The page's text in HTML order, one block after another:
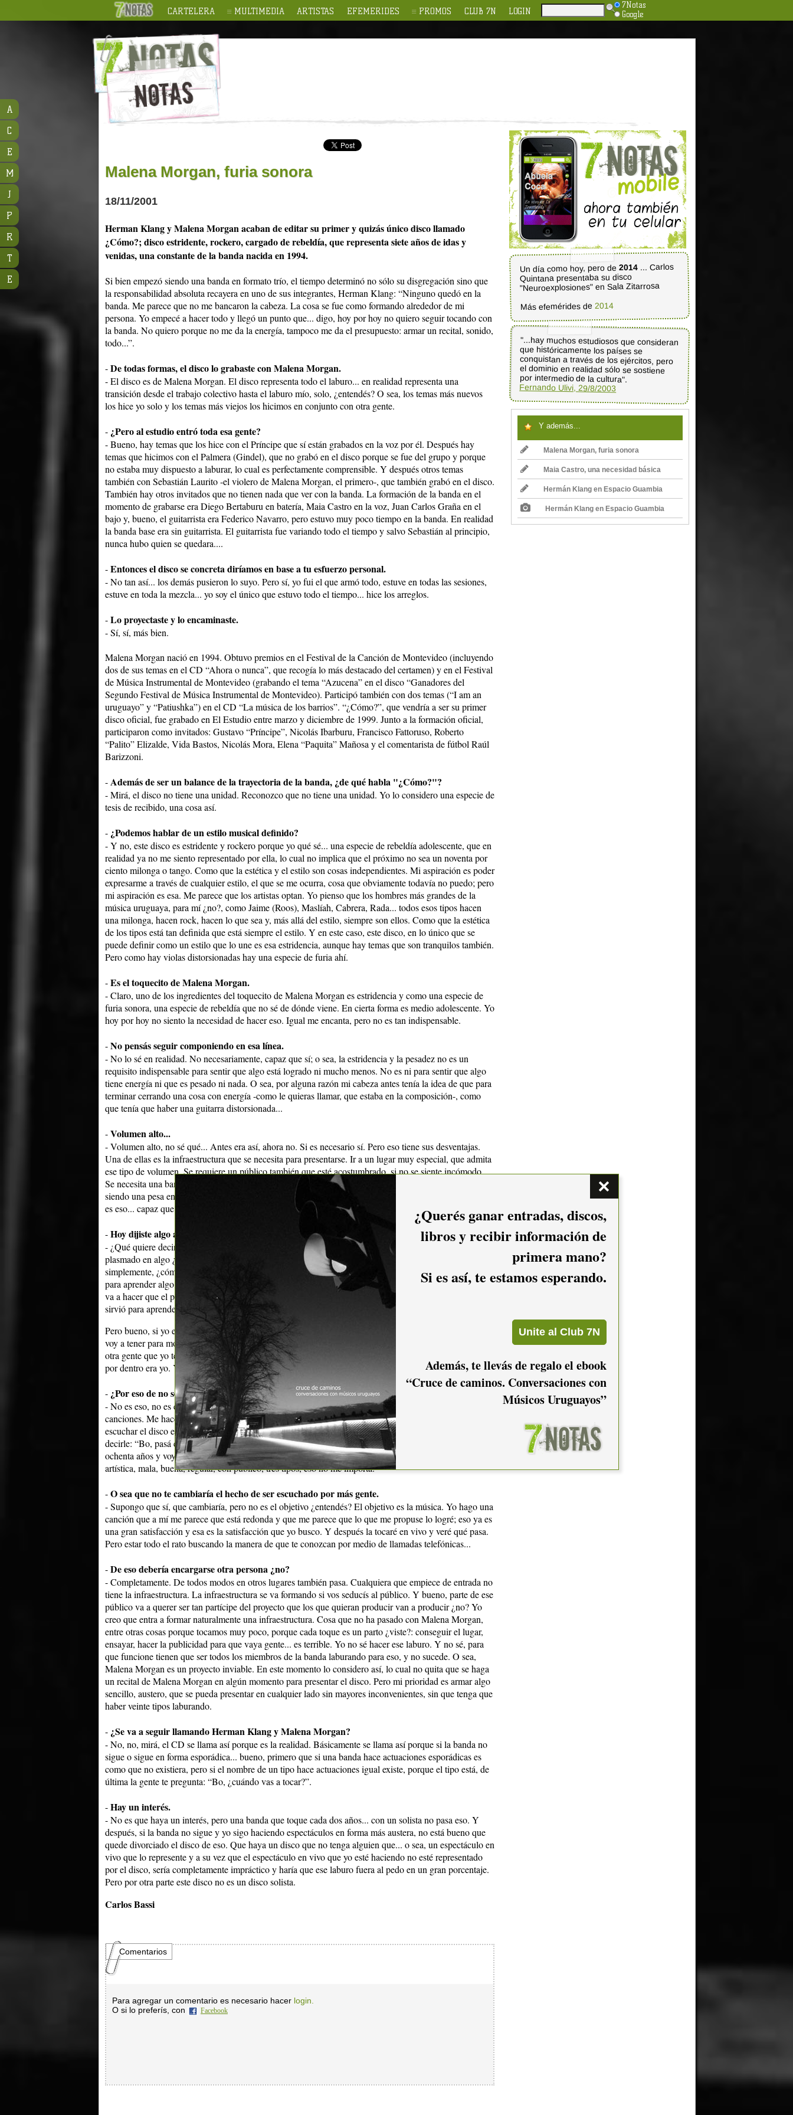
CARTELERA MULTIMEDIA ARTISTAS EFEMERIDES PROMOS CLUB 7N LOGIN
7Notas
Google
Malena Morgan, furia sonora
18/11/2001
Herman Klang y Malena Morgan acaban de editar su primer y quizás único disco llamado
¿Cómo?; disco estridente, rockero, cargado de rebeldía, que representa siete años de idas y
venidas, una constante de la banda nacida en 1994.
Si bien empezó siendo una banda en formato trío, el tiempo determinó no sólo su disgregación sino que
la responsabilidad absoluta recayera en uno de sus integrantes, Herman Klang: “Ninguno quedó en la
banda. Me parece que no me bancaron la cabeza. La cosa se fue como formando alrededor de mi
persona. Yo empecé a hacer todo y llegó un punto que... digo, hoy por hoy no quiero seguir tocando con
la banda. No quiero porque no me da la energía, tampoco me da el presupuesto: armar un recital, sonido,
todo...”.
-De todas formas, el disco lo grabaste con Malena Morgan.
- El disco es de Malena Morgan. El disco representa todo el laburo... en realidad representa una
transición desde el trabajo colectivo hasta el laburo mío, solo, ¿entendés? O sea, los temas más nuevos
los hice yo solo y los temas más viejos los hicimos en conjunto con otra gente.
- ¿Pero al estudio entró toda esa gente?
- Bueno, hay temas que los hice con el Príncipe que sí están grabados en la voz por él. Después hay
temas que hicimos con el Palmera (Gindel), que no grabó en el disco porque se fue del grupo y porque
no estaba muy dispuesto a laburar, lo cual es perfectamente comprensible. Y después otros temas
también con Sebastián Laurito -el violero de Malena Morgan, el primero-, que también grabó en el disco.
También hay otros invitados que no tienen nada que ver con la banda. La formación de la banda en el
momento de grabarse era Diego Bertaburu en batería, Maia Castro en la voz, Juan Carlos Graña en el
bajo y, bueno, el guitarrista era Federico Navarro, pero estuvo muy poco tiempo en la banda. En realidad
la banda base era sin guitarrista. El guitarrista fue variando todo el tiempo y salvo Sebastián al principio,
nunca hubo quien se quedara....
-Entonces el disco se concreta diríamos en base a tu esfuerzo personal.
- No tan así... los demás pusieron lo suyo. Pero sí, yo fui el que armó todo, estuve en todas las sesiones,
estuve en toda la mezcla... yo soy el único que estuvo todo el tiempo... hice los arreglos.
-Lo proyectaste y lo encaminaste.
- Sí, sí, más bien.
Malena Morgan nació en 1994. Obtuvo premios en el Festival de la Canción de Montevideo (incluyendo
dos de sus temas en el CD “Ahora o nunca”, que recogía lo más destacado del certamen) y en el Festival
de Música Instrumental de Montevideo (grabando el tema “Azucena” en el disco “Ganadores del
Segundo Festival de Música Instrumental de Montevideo). Participó también con dos temas (“I am an
uruguayo” y “Patiushka”) en el CD “La música de los barrios”. “¿Cómo?”, que vendría a ser su primer
disco oficial, fue grabado en El Estudio entre marzo y diciembre de 1999. Junto a la formación oficial,
participaron como invitados: Gustavo “Príncipe”, Nicolás Ibarburu, Francisco Fattoruso, Roberto
“Palito” Elizalde, Vida Bastos, Nicolás Mora, Elena “Paquita” Mañosa y el comentarista de fútbol Raúl
Barizzoni.
-Además de ser un balance de la trayectoria de la banda, ¿de qué habla "¿Cómo?"?
- Mirá, el disco no tiene una unidad. Reconozco que no tiene una unidad. Yo lo considero una especie de
tesis de recibido, una cosa así.
- ¿Podemos hablar de un estilo musical definido?
- Y no, este disco es estridente y rockero porque yo qué sé... una especie de rebeldía adolescente, que en
realidad ya no me siento representado por ella, lo cual no implica que el próximo no sea un noventa por
ciento milonga o tango. Como que la estética y el estilo son cosas independientes. Mi aspiración es poder
expresarme a través de cualquier estilo, el que se me ocurra, cosa que obviamente todavía no puedo; pero
mi aspiración es esa. Me parece que los artistas optan. Yo pienso que los hombres más grandes de la
música uruguaya, para mí ¿no?, como Jaime (Roos), Maslíah, Cabrera, Rada... todos esos tipos hacen
una milonga, hacen rock, hacen lo que sea y, más allá del estilo, siempre son ellos. Como que la estética
de los tipos está tan definida que está siempre el estilo. Y en este caso, este disco, en lo único que se
puede definir como un estilo que lo une es esa estridencia, aunque hay temas que son tranquilos también.
Pero como hay violas distorsionadas hay una especie de furia ahí.
-Es el toquecito de Malena Morgan.
- Claro, uno de los ingredientes del toquecito de Malena Morgan es estridencia y como una especie de
furia sonora, una especie de rebeldía que no sé de dónde viene. En cierta forma es medio adolescente. Yo
hoy por hoy no siento la necesidad de hacer eso. Igual me encanta, pero no es tan indispensable.
-No pensás seguir componiendo en esa línea.
- No lo sé en realidad. No necesariamente, capaz que sí; o sea, la estridencia y la pesadez no es un
requisito indispensable para sentir que algo está logrado ni mucho menos. No es ni para sentir que algo
tiene energía ni que es pesado ni nada. O sea, por alguna razón mi cabeza antes tenía la idea de que para
terminar cerrando una cosa con energía -como le quieras llamar, que estaba en la composición-, como
que tenía que haber una guitarra distorsionada...
-Volumen alto...
- Volumen alto, no sé qué... Antes era así, ahora no. Si es necesario sí. Pero eso tiene sus desventajas.
Una de ellas es la infraestructura que se necesita para presentarse. Ir a un lugar muy especial, que admita
ese tipo de volumen. Se requiere un público también que esté acostumbrado, si no se siente incómodo.
Se necesita una banda, se necesita un ensayo... yo qué sé, se necesitan muchas cosas, y al final termina
siendo una pesa en las bolas para caminar ¿entendés? Ahora eso no es necesario. Igual, el disco esta ahí,
es eso... capaz que hago mal, debería darle para adelante como hace la gente...
-Hoy dijiste algo así como que lo hicieron para sentirse artistas. ¿Eso qué quiere decir?
- ¿Qué quiere decir?... No, no, que bueno, que todo un pensamiento musical de un momento está
plasmado en algo ¿entendés?, y eso cierra una etapa en cierta forma. Y yo no sé si es sentirse artista,
simplemente, ¿cómo te puedo explicar?: una tesis es algo que se hace más que nada para aprender ¿no?,
para aprender algo, cómo se hace... Con este disco aprendí cómo se hace un disco básicamente, lo cual
va a hacer que el próximo me salga mejor. Básicamente yo considero este disco como un disco que me
sirvió para aprender cómo se hace. Pero no me siento representado por él en este momento...
Pero bueno, si yo empiezo a tocar el año que viene, a la gente que le guste lo que yo haga, lo único que
voy a tener para mostrarle es el laburo que hice con la banda Malena Morgan. El laburo que hicimos con
otra gente que yo terminé llevando adelante, porque en la etapa que se hizo el disco, el que estaba más
por dentro era yo. Y es lo único que voy a tener para mostrar.
- ¿Por eso de no sentirte representado las pocas ganas de promocionarlo?
- No es eso, no es eso. Yo tengo ganas. Lo que pasa es que a mí me interesa más estar tocando y hacer
canciones. Me hace más feliz hacer una canción y que quede bien y tenerla para tocar en vivo, que
escuchar el disco en la radio. Prefiero invertir el tiempo en hacer otra canción que llamar gente para
decirle: “Bo, pasá el tema”. Digo, si igual yo no voy a terminar nunca de componer. Yo voy a tener
ochenta años y voy a seguir componiendo. Este disco va a estar ahí, va a formar parte de una carrera
artística, mala, buena, regular, con público, tres tipos, eso no me importa.
-O sea que no te cambiaría el hecho de ser escuchado por más gente.
- Supongo que sí, que cambiaría, pero no es el objetivo ¿entendés? El objetivo es la música. Yo hago una
canción que a mí me parece que está redonda y que me parece que lo que me propuse lo logré; eso ya es
una gran satisfacción y esa es la satisfacción que yo busco. Y después la tocaré en vivo y veré qué pasa.
Pero estar todo el rato buscando la manera de que te conozcan por medio de llamadas telefónicas...
-De eso debería encargarse otra persona ¿no?
- Completamente. De todos modos en otros lugares también pasa. Cualquiera que empiece de entrada no
tiene la infraestructura. La infraestructura se va formando si vos seducís al público. Y bueno, parte de ese
público va a querer ser tan partícipe del proyecto que los que quieran producir van a producir ¿no? Yo
creo que entra a formar naturalmente una infraestructura. Cosa que no ha pasado con Malena Morgan,
entre otras cosas porque tocamos muy poco, porque cada toque es un parto ¿viste?: conseguir el lugar,
ensayar, hacer la publicidad para que vaya gente... es terrible. Yo no sé hacer ese laburo. Y no sé, para
que funcione tienen que ser todos los miembros de la banda laburando para eso, y no sucede. O sea,
Malena Morgan es un proyecto inviable. En este momento lo considero así, lo cual no quita que se haga
un recital de Malena Morgan en algún momento para presentar el disco. Pero mi prioridad es armar algo
sencillo, austero, que se pueda presentar en cualquier lado sin mayores inconvenientes, sin que tenga que
haber veinte tipos laburando.
- ¿Se va a seguir llamando Herman Klang y Malena Morgan?
- No, no, mirá, el CD se llama así porque es la realidad. Básicamente se llama así porque si la banda no
sigue o sigue en forma esporádica... bueno, primero que si una banda hace actuaciones esporádicas es
como que no existiera, pero si el nombre de un tipo hace actuaciones igual existe, porque el tipo está, de
última la gente te pregunta: “Bo, ¿cuándo vas a tocar?”.
-Hay un interés.
- No es que haya un interés, pero una banda que toque cada dos años... con un solista no pasa eso. Y
después, si la banda no sigue y yo sigo haciendo espectáculos en forma más austera, no está bueno que
quede divorciado el disco de eso. Que haya un disco que no tenga alguien que... o sea, un espectáculo en
vivo que lo represente y a su vez que el espectáculo en vivo que yo esté haciendo no esté representado
por el disco, sería completamente impráctico y haría que ese laburo fuera al pedo en un gran porcentaje.
Pero por otra parte este disco no es un disco solista.
Carlos Bassi
Comentarios
Para agregar un comentario es necesario hacer login.
O si lo preferís, con
Facebook
Un día como hoy, pero de 2014 ... Carlos
Quintana presentaba su disco
"Neuroexplosiones" en Sala Zitarrosa
Más efemérides de 2014
"...hay muchos estudiosos que consideran
que históricamente los países se
conquistan a través de los ejércitos, pero
el dominio en realidad sólo se sostiene
por intermedio de la cultura".
Fernando Ulivi, 29/8/2003
Y además...
Malena Morgan, furia sonora
Maia Castro, una necesidad básica
Hermán Klang en Espacio Guambia
Hermán Klang en Espacio Guambia
A
C
E
M
J
P
R
T
E
¿Querés ganar entradas, discos,
libros y recibir información de
primera mano?
Si es así, te estamos esperando.
Además, te llevás de regalo el ebook
“Cruce de caminos. Conversaciones con
Músicos Uruguayos”